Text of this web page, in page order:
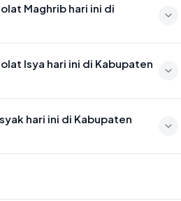
Maghrib hari ini di
Isya hari ini di Kabupaten
hari ini di Kabupaten